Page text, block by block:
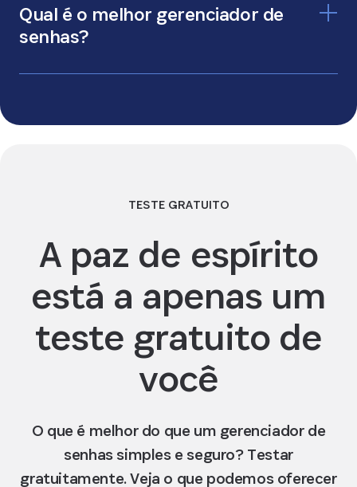
Qual é o melhor gerenciador de
senhas?
opções da concorrência
TESTE GRATUITO
A paz de espírito
está a apenas um
teste gratuito de
você
O que é melhor do que um gerenciador de
senhas simples e seguro? Testar
gratuitamente. Veja o que podemos oferecer